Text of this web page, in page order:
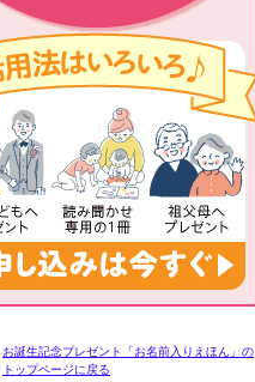
お誕生記念プレゼント「お名前入りえほん」の
トップページに戻る